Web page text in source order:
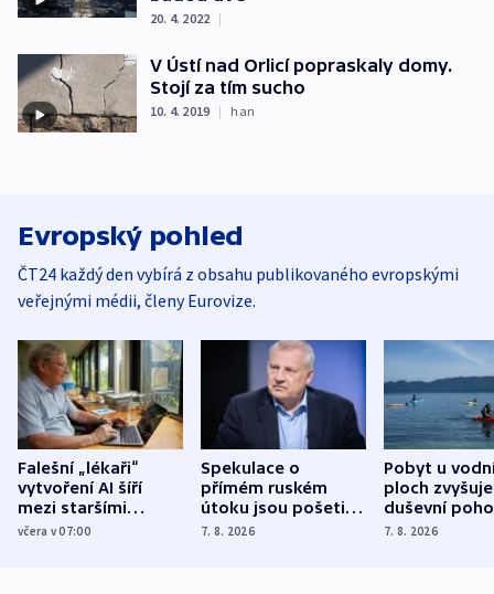
20. 4. 2022 |
V Ústí nad Orlicí popraskaly domy.
Stojí za tím sucho
10. 4. 2019 | han
Evropský pohled
ČT24 každý den vybírá z obsahu publikovaného evropskými
veřejnými médii, členy Eurovize.
Falešní „lékaři“
vytvoření AI šíří
mezi staršími
Poláky nebezpečné
včera v 07:00
Spekulace o
přímém ruském
útoku jsou pošetilé,
míní estonský
7. 8. 2026
Pobyt u
ploch zvyšuje
duševní
ukázala
7. 8. 2026